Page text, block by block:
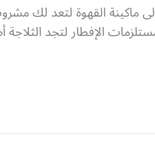
القهوة لتعد لك
الإفطار لتجد